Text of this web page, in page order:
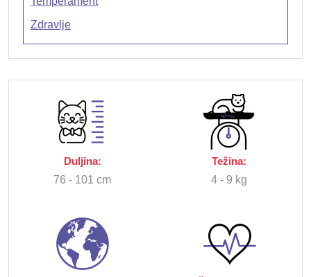
Zdravlje
Duljina:
76 - 101 cm
Težina:
4 - 9 kg